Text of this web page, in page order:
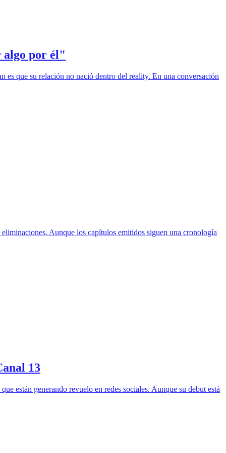
algo por él"
que su relación no nació dentro del reality. En una conversación
Aunque los capítulos emitidos siguen una cronología
13
están generando revuelo en redes sociales. Aunque su debut está